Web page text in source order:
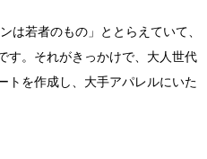
は若者のもの」ととらえていて、
す。それがきっかけで、大人世代
トを作成し、大手アパレルにいた